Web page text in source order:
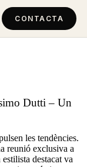
CONTACTA
Dutti – Un
les tendències.
reunió exclusiva a
destacat va